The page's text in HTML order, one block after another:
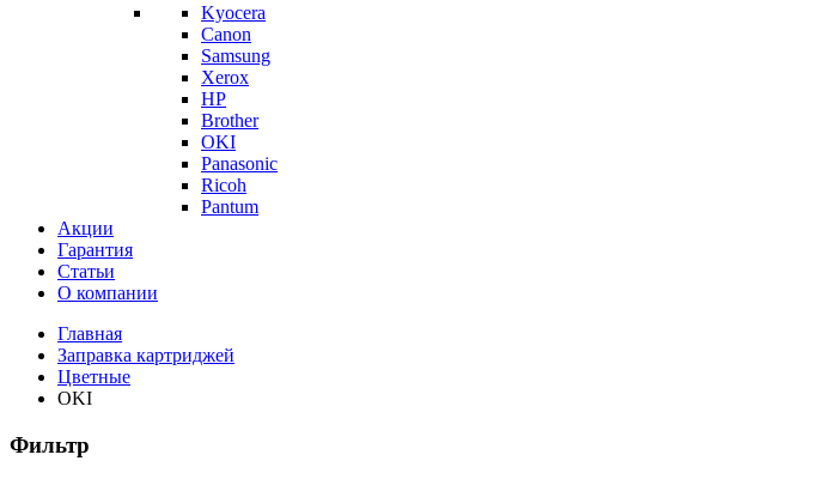
Kyocera
Canon
Samsung
Xerox
HP
Brother
OKI
Panasonic
Ricoh
Pantum
Акции
Гарантия
Статьи
О компании
Главная
Заправка картриджей
Цветные
OKI
Фильтр